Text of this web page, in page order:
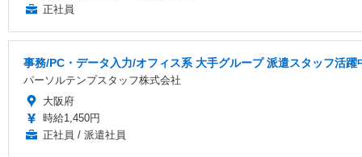
正社員
事務/PC・データ入力/オフィス系 大手グループ 派遣スタッフ活躍
パーソルテンプスタッフ株式会社
大阪府
時給1,450円
正社員 / 派遣社員